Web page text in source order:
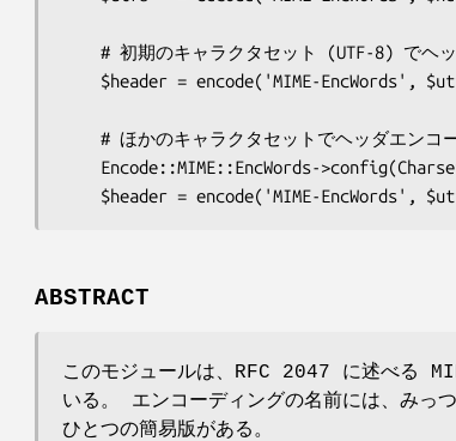
ABSTRACT
このモジュールは、RFC 2047 に述べる
いる。 エンコーディングの名前には、みっ
ひとつの簡易版がある。